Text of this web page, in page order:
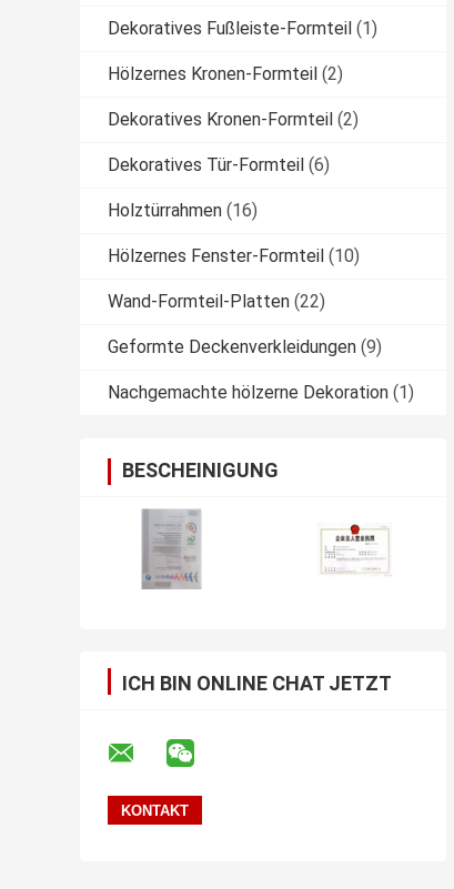
Dekoratives Fußleiste-Formteil (1)
Hölzernes Kronen-Formteil (2)
Dekoratives Kronen-Formteil (2)
Dekoratives Tür-Formteil (6)
Holztürrahmen (16)
Hölzernes Fenster-Formteil (10)
Wand-Formteil-Platten (22)
Geformte Deckenverkleidungen (9)
Nachgemachte hölzerne Dekoration (1)
BESCHEINIGUNG
ICH BIN ONLINE CHAT JETZT